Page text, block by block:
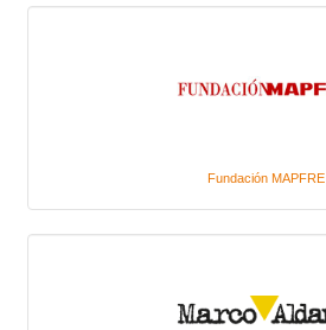
Fundación MAPFRE